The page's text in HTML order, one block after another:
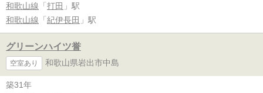
和歌山線 「 打田 」駅
和歌山線 「 紀伊長田 」駅
グリーンハイツ誉
空室あり 和歌山県岩出市中島
築31年